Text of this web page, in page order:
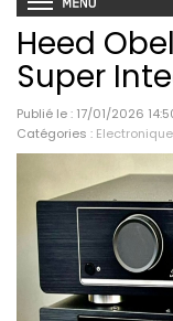
Heed
Super
Publié le : 17/01/2026
Catégories :